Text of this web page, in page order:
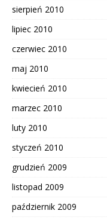
sierpień 2010
lipiec 2010
czerwiec 2010
maj 2010
kwiecień 2010
marzec 2010
luty 2010
styczeń 2010
grudzień 2009
listopad 2009
październik 2009